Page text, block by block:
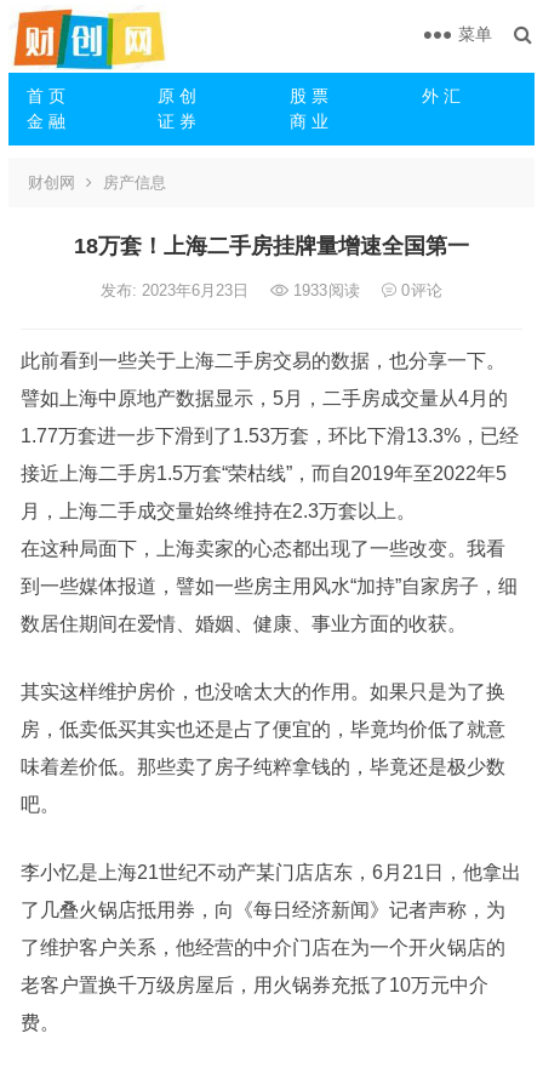
首 页 原 创 股 票
外 汇
金 融
证 券 商 业
菜单
财创网 房产信息
18万套！上海二手房挂牌量增速全国第一
发布: 2023年6月23日 1933阅读 0评论
此前看到一些关于上海二手房交易的数据，也分享一下。
譬如上海中原地产数据显示，5月，二手房成交量从4月的
1.77万套进一步下滑到了1.53万套，环比下滑13.3%，已经
接近上海二手房1.5万套“荣枯线”，而自2019年至2022年5
月，上海二手成交量始终维持在2.3万套以上。
在这种局面下，上海卖家的心态都出现了一些改变。我看
到一些媒体报道，譬如一些房主用风水“加持”自家房子，细
数居住期间在爱情、婚姻、健康、事业方面的收获。
其实这样维护房价，也没啥太大的作用。如果只是为了换
房，低卖低买其实也还是占了便宜的，毕竟均价低了就意
味着差价低。那些卖了房子纯粹拿钱的，毕竟还是极少数
吧。
李小忆是上海21世纪不动产某门店店东，6月21日，他拿出
了几叠火锅店抵用券，向《每日经济新闻》记者声称，为
了维护客户关系，他经营的中介门店在为一个开火锅店的
老客户置换千万级房屋后，用火锅券充抵了10万元中介
费。